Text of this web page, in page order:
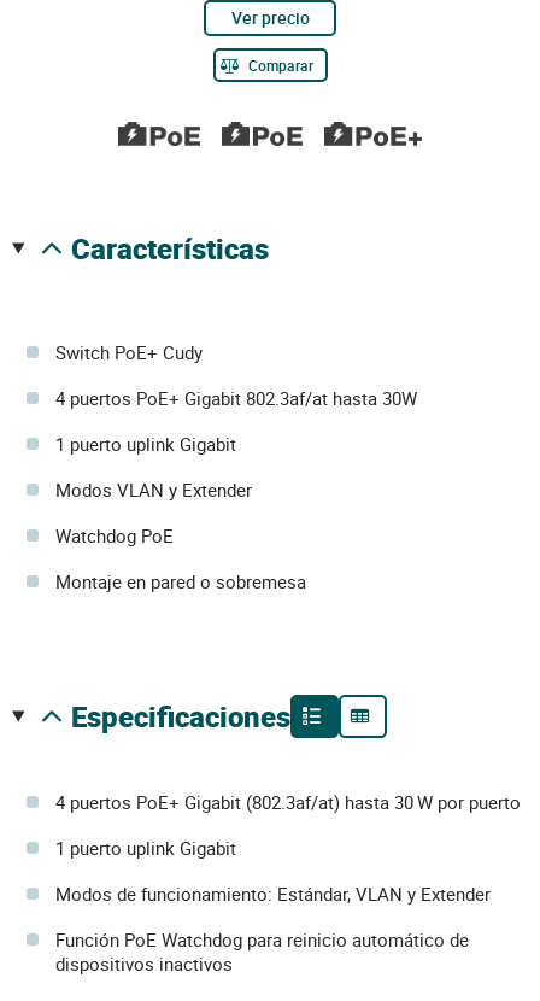
Ver precio
Comparar
características
Switch PoE+ Cudy
4 puertos PoE+ Gigabit 802.3af/at hasta 30W
1 puerto uplink Gigabit
Modos VLAN y Extender
Watchdog PoE
Montaje en pared o sobremesa
especificaciones
4 puertos PoE+ Gigabit (802.3af/at) hasta 30 W por puerto
1 puerto uplink Gigabit
Modos de funcionamiento: Estándar, VLAN y Extender
Función PoE Watchdog para reinicio automático de
dispositivos inactivos